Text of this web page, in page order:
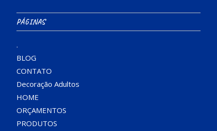
PÁGINAS
.
BLOG
CONTATO
Decoração Adultos
HOME
ORÇAMENTOS
PRODUTOS